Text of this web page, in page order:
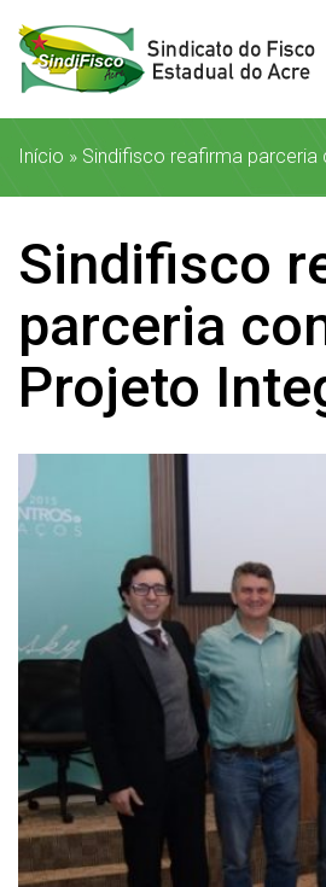
Início » Sindifisco reafirma
Sindifisco
parceria
Projeto